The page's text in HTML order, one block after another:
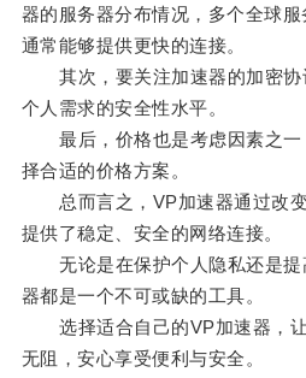
器的服务器分布情况，多个全球
通常能够提供更快的连接。
其次，要关注加速器的加密协
个人需求的安全性水平。
最后，价格也是考虑因素之一
择合适的价格方案。
总而言之，VP加速器通过改变
提供了稳定、安全的网络连接。
无论是在保护个人隐私还是提
器都是一个不可或缺的工具。
选择适合自己的VP加速器，让
无阻，安心享受便利与安全。